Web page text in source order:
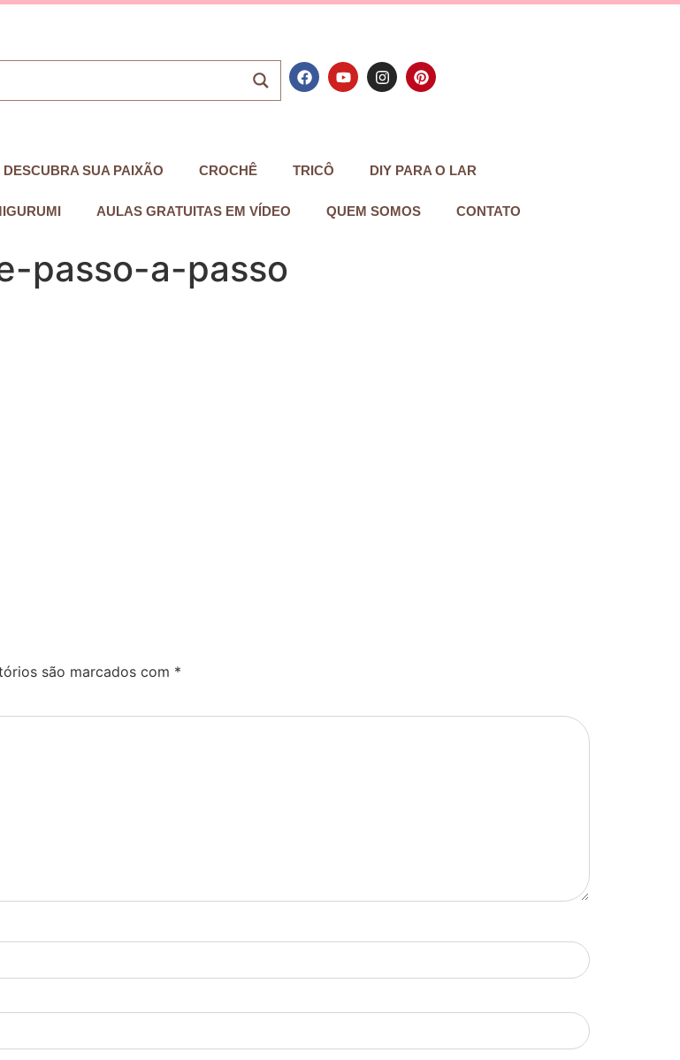
DESCUBRA SUA PAIXÃO CROCHÊ TRICÔ DIY PARA O LAR
AULAS GRATUITAS EM VÍDEO QUEM SOMOS CONTATO
passo-a-passo
são marcados com *